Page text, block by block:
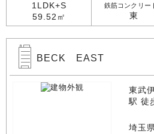
1LDK+S
59.52㎡
鉄筋コンクリー
東
BECK EAST
東武
駅 徒
埼玉